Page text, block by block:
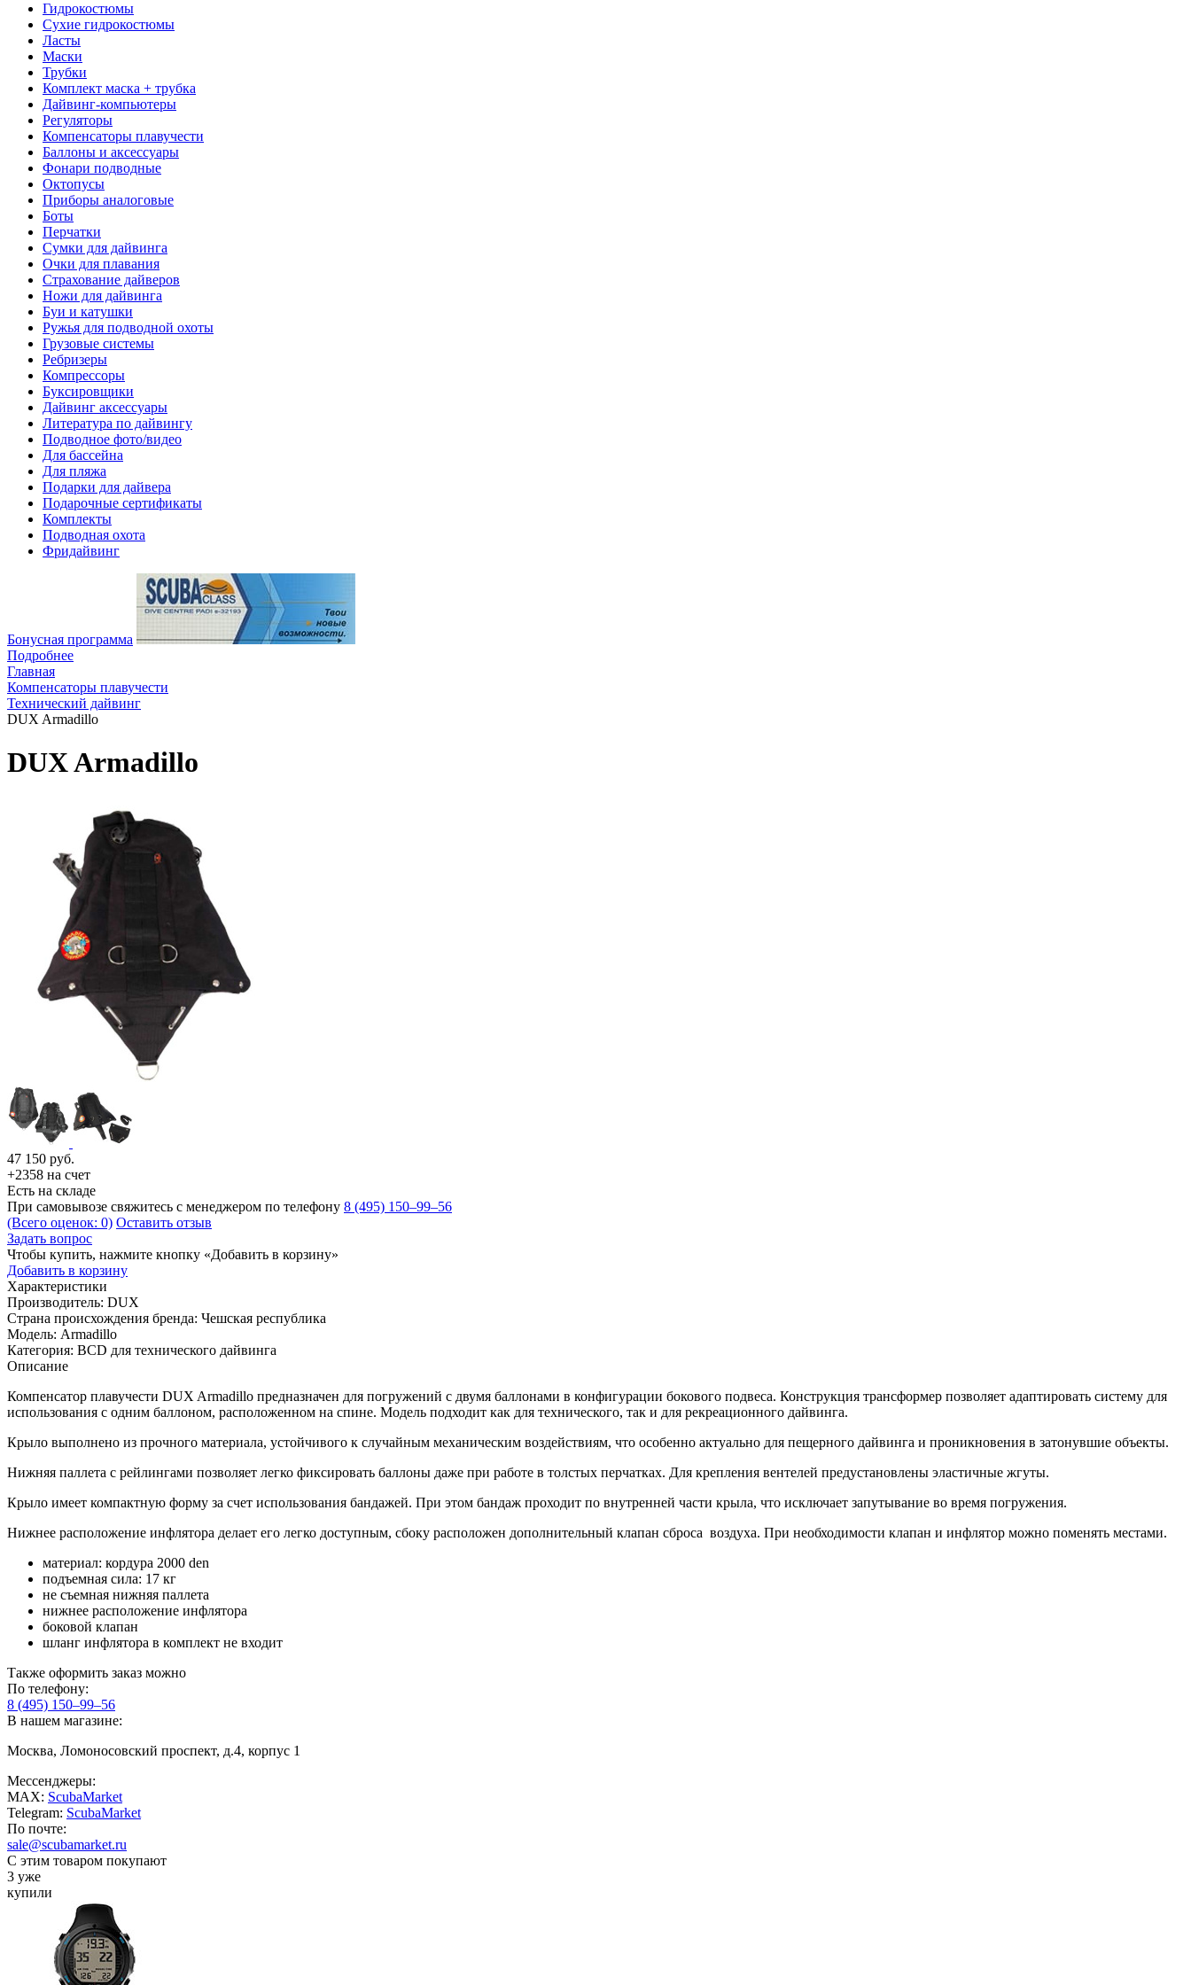
Гидрокостюмы
Сухие гидрокостюмы
Ласты
Маски
Трубки
Комплект маска + трубка
Дайвинг-компьютеры
Регуляторы
Компенсаторы плавучести
Баллоны и аксессуары
Фонари подводные
Октопусы
Приборы аналоговые
Боты
Перчатки
Сумки для дайвинга
Очки для плавания
Страхование дайверов
Ножи для дайвинга
Буи и катушки
Ружья для подводной охоты
Грузовые системы
Ребризеры
Компрессоры
Буксировщики
Дайвинг аксессуары
Литература по дайвингу
Подводное фото/видео
Для бассейна
Для пляжа
Подарки для дайвера
Подарочные сертификаты
Комплекты
Подводная охота
Фридайвинг
Бонусная программа
Подробнее
Главная
Компенсаторы плавучести
Технический дайвинг
DUX Armadillo
DUX Armadillo
47 150 руб.
+2358 на счет
Есть на складе
При самовывозе свяжитесь с менеджером по телефону 8 (495) 150–99–56
(Всего оценок: 0) Оставить отзыв
Задать вопрос
Чтобы купить, нажмите кнопку «Добавить в корзину»
Добавить в корзину
Характеристики
Производитель: DUX
Страна происхождения бренда: Чешская республика
Модель: Armadillo
Категория: BCD для технического дайвинга
Описание
Компенсатор плавучести DUX Armadillo предназначен для погружений с двумя баллонами в конфигурации бокового подвеса. Конструкция трансформер позволяет адаптировать систему для
использования с одним баллоном, расположенном на спине. Модель подходит как для технического, так и для рекреационного дайвинга.
Крыло выполнено из прочного материала, устойчивого к случайным механическим воздействиям, что особенно актуально для пещерного дайвинга и проникновения в затонувшие объекты.
Нижняя паллета с рейлингами позволяет легко фиксировать баллоны даже при работе в толстых перчатках. Для крепления вентелей предустановлены эластичные жгуты.
Крыло имеет компактную форму за счет использования бандажей. При этом бандаж проходит по внутренней части крыла, что исключает запутывание во время погружения.
Нижнее расположение инфлятора делает его легко доступным, сбоку расположен дополнительный клапан сброса воздуха. При необходимости клапан и инфлятор можно поменять местами.
материал: кордура 2000 den
подъемная сила: 17 кг
не съемная нижняя паллета
нижнее расположение инфлятора
боковой клапан
шланг инфлятора в комплект не входит
Также оформить заказ можно
По телефону:
8 (495) 150–99–56
В нашем магазине:
Москва, Ломоносовский проспект, д.4, корпус 1
Мессенджеры:
MAX: ScubaMarket
Telegram: ScubaMarket
По почте:
sale@scubamarket.ru
С этим товаром покупают
3 уже
купили